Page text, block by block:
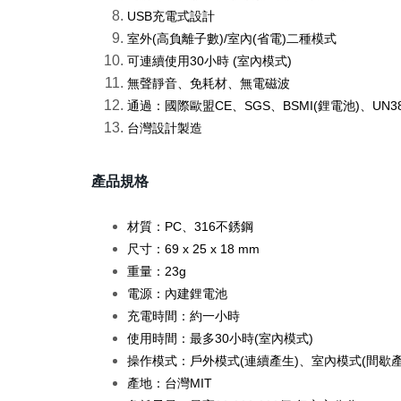
USB充電式設計
室外(高負離子數)/室內(省電)二種模式
可連續使用30小時 (室內模式)
無聲靜音、免耗材、無電磁波
通過：國際歐盟CE、SGS、BSMI(鋰電池)、
台灣設計製造
產品規格
材質：PC、316不銹鋼
尺寸：69 x 25 x 18 mm
重量：23g
電源：內建鋰電池
充電時間：約一小時
使用時間：最多30小時(室內模式)
操作模式：戶外模式(連續產生)、室內模式(間歇
產地：台灣MIT